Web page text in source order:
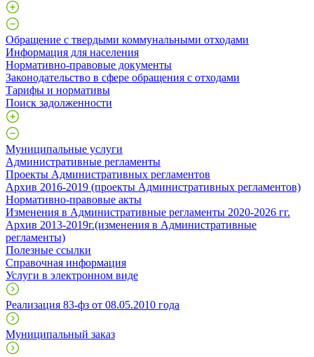
Обращение с твердыми коммунальными отходами
Информация для населения
Нормативно-правовые документы
Законодательство в сфере обращения с отходами
Тарифы и нормативы
Поиск задолженности
Муниципальные услуги
Административные регламенты
Проекты Административных регламентов
Архив 2016-2019 (проекты Административных регламентов)
Нормативно-правовые акты
Изменения в Административные регламенты 2020-2026 гг.
Архив 2013-2019г.(изменения в Административные
регламенты)
Полезные ссылки
Справочная информация
Услуги в электронном виде
Реализация 83-фз от 08.05.2010 года
Муниципальный заказ